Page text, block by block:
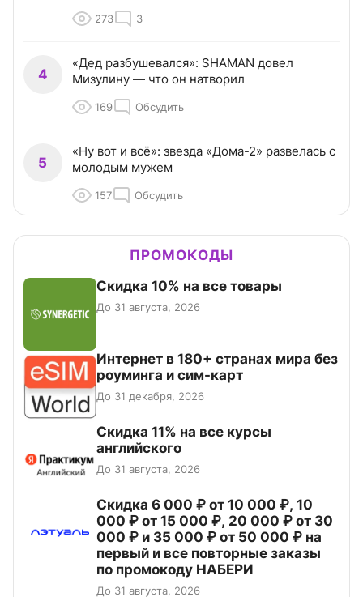
273 3
4
«Дед разбушевался»: SHAMAN довел
Мизулину — что он натворил
169 Обсудить
5
«Ну вот и всё»: звезда «Дома-2» развелась с
молодым мужем
157 Обсудить
ПРОМОКОДЫ
Скидка 10% на все товары
До 31 августа, 2026
Интернет в 180+ странах мира без
роуминга и сим-карт
До 31 декабря, 2026
Скидка 11% на все курсы
английского
До 31 августа, 2026
Скидка 6 000 ₽ от 10 000 ₽, 10
000 ₽ от 15 000 ₽, 20 000 ₽ от 30
000 ₽ и 35 000 ₽ от 50 000 ₽ на
первый и все повторные заказы
по промокоду НАБЕРИ
До 31 августа, 2026